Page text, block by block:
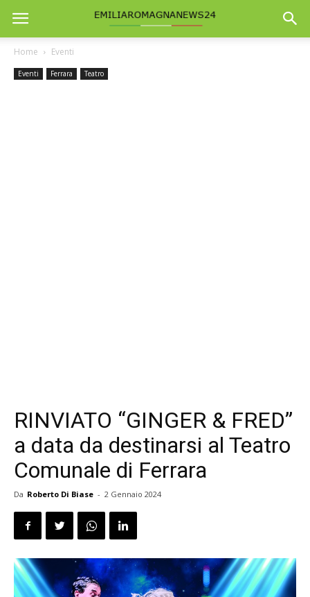
Home Eventi
Eventi Ferrara Teatro
RINVIATO “GINGER & FRED”
a data da destinarsi al Teatro
Comunale di Ferrara
Da Roberto Di Biase - 2 Gennaio 2024